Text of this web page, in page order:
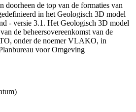
doorheen de top van de formaties van
in het Geologisch 3D model
- versie 3.1. Het Geologisch 3D model
de beheersovereenkomst van de
onder de noemer VLAKO, in
voor Omgeving